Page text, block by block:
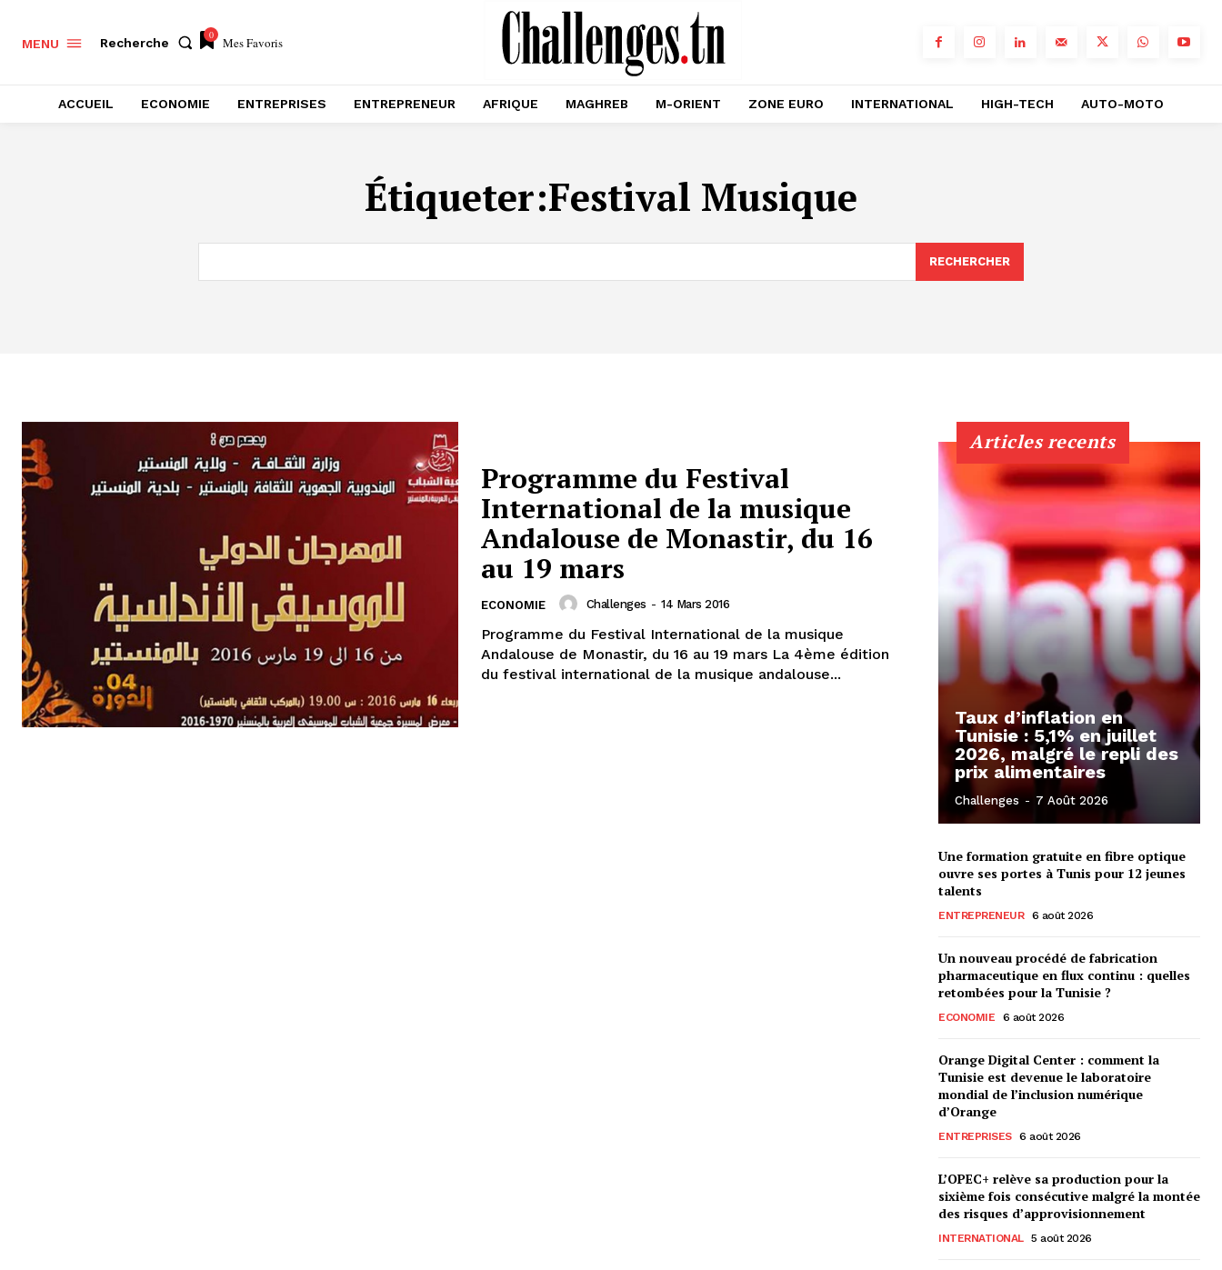
MENU Recherche
0 Mes Favoris
ACCUEIL ECONOMIE ENTREPRISES ENTREPRENEUR AFRIQUE MAGHREB M-ORIENT ZONE EURO INTERNATIONAL HIGH-TECH AUTO-MOTO
Étiqueter:Festival Musique
RECHERCHER
Programme du Festival
International de la musique
Andalouse de Monastir, du 16
au 19 mars
ECONOMIE Challenges - 14 Mars 2016
Programme du Festival International de la musique
Andalouse de Monastir, du 16 au 19 mars La 4ème édition
du festival international de la musique andalouse...
Articles recents
Taux d’inflation en
Tunisie : 5,1% en juillet
2026, malgré le repli des
prix alimentaires
Challenges - 7 Août 2026
Une formation gratuite en fibre optique
ouvre ses portes à Tunis pour 12 jeunes
talents
ENTREPRENEUR 6 août 2026
Un nouveau procédé de fabrication
pharmaceutique en flux continu : quelles
retombées pour la Tunisie ?
ECONOMIE 6 août 2026
Orange Digital Center : comment la
Tunisie est devenue le laboratoire
mondial de l’inclusion numérique
d’Orange
ENTREPRISES 6 août 2026
L’OPEC+ relève sa production pour la
sixième fois consécutive malgré la montée
des risques d’approvisionnement
INTERNATIONAL 5 août 2026